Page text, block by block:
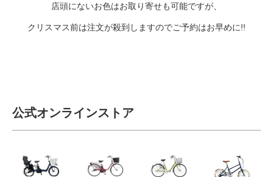
店頭にないお色はお取り寄せも可能ですが、
クリスマス前は注文が殺到しますのでご予約はお早めに!!
公式オンラインストア